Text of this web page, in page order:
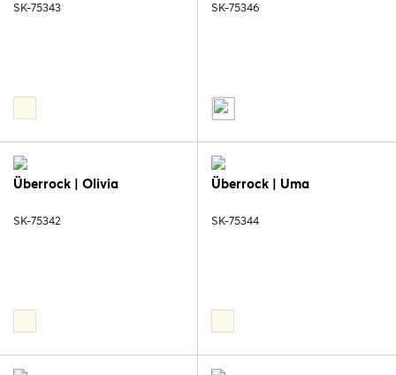
SK-75343 SK-75346
Überrock | Olivia
SK-75342
Überrock | Uma
SK-75344